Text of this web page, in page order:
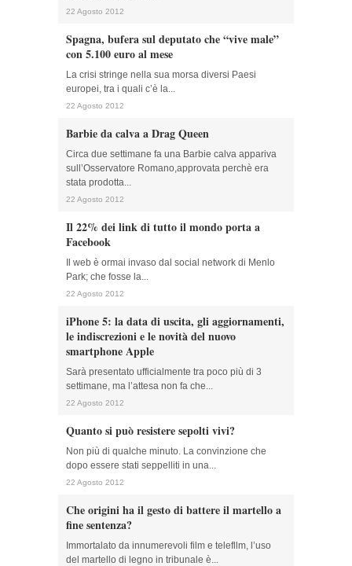
22 Agosto 2012
Spagna, bufera sul deputato che “vive male”
con 5.100 euro al mese
La crisi stringe nella sua morsa diversi Paesi
europei, tra i quali c’è la...
22 Agosto 2012
Barbie da calva a Drag Queen
Circa due settimane fa una Barbie calva appariva
sull’Osservatore Romano,approvata perchè era
stata prodotta...
22 Agosto 2012
Il 22% dei link di tutto il mondo porta a
Facebook
Il web è ormai invaso dal social network di Menlo
Park; che fosse la...
22 Agosto 2012
iPhone 5: la data di uscita, gli aggiornamenti,
le indiscrezioni e le novità del nuovo
smartphone Apple
Sarà presentato ufficialmente tra poco più di 3
settimane, ma l’attesa non fa che...
22 Agosto 2012
Quanto si può resistere sepolti vivi?
Non più di qualche minuto. La convinzione che
dopo essere stati seppelliti in una...
22 Agosto 2012
Che origini ha il gesto di battere il martello a
fine sentenza?
Immortalato da innumerevoli film e telefllm, l’uso
del martello di legno in tribunale è...